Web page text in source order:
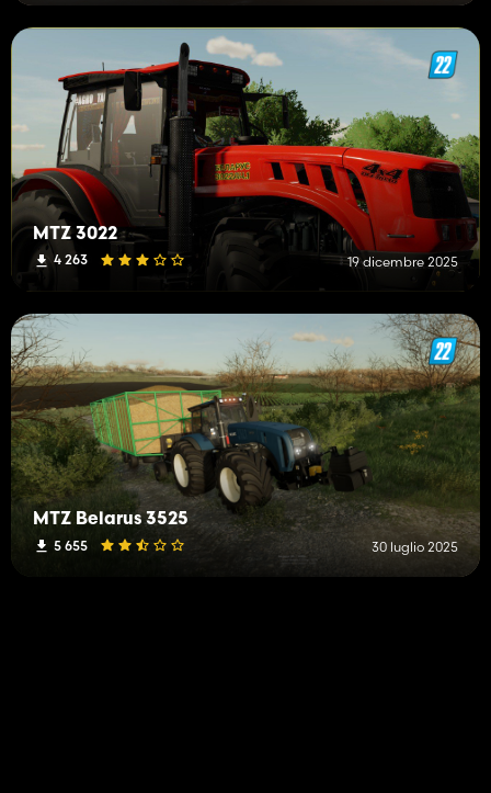
MTZ 3022
4 263 19 dicembre 2025
MTZ Belarus 3525
5 655 30 luglio 2025